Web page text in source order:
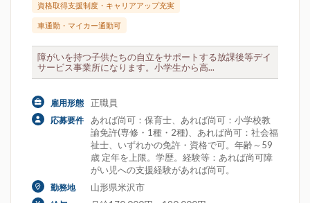
資格取得支援制度・キャリアアップ充実
車通勤・マイカー通勤可
障がいを持つ子供たちの自立をサポートする放課後等デイ
サービス事業所になります。小学生から高...
雇用形態 正職員
応募要件
あれば尚可：保育士、あれば尚可：小学校教
諭免許(専修・1種・2種)、あれば尚可：社会福
祉士、いずれかの免許・資格で可。年齢～59
歳 定年を上限。学歴。経験等：あれば尚可障
がい児への支援経験があれば尚可。
勤務地 山形県米沢市